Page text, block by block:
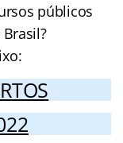
públicos